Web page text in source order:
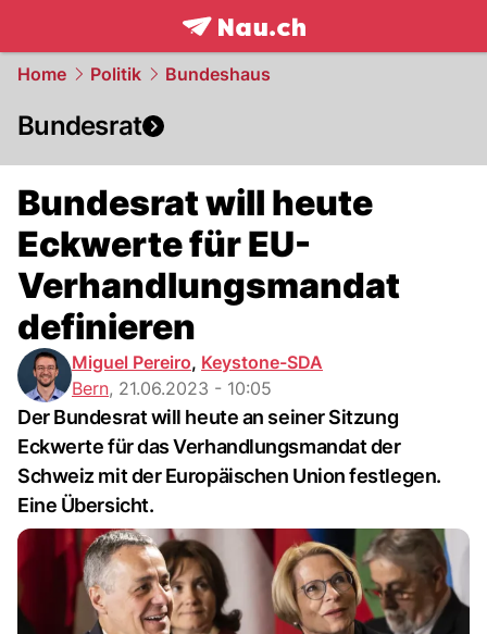
frontpage.NAU.ch
Home Politik Bundeshaus
Bundesrat
Bundesrat will heute
Eckwerte für EU-
Verhandlungsmandat
definieren
Miguel Pereiro, Keystone-SDA
Bern, 21.06.2023 - 10:05
Der Bundesrat will heute an seiner Sitzung
Eckwerte für das Verhandlungsmandat der
Schweiz mit der Europäischen Union festlegen.
Eine Übersicht.